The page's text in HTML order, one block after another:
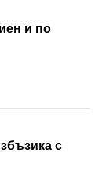
и по
с